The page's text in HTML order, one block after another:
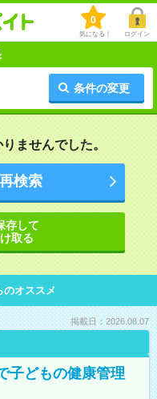
0
気になる！ ログイン
条件の変更
ませんでした。
検索
存して
取る
のオススメ
掲載日：2026.08.07
子どもの健康管理